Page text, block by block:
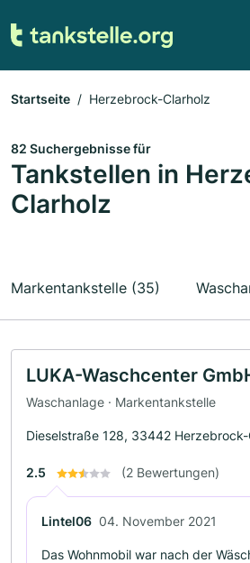
Startseite Herzebrock-Clarholz
82 Suchergebnisse für
Tankstellen in
Clarholz
Markentankstelle (35)
LUKA-Waschcenter
Waschanlage · Markentankstelle
Dieselstraße 128, 33442 Herzebrock-
2.5 (2 Bewertungen)
Lintel06 04. November 2021
Das Wohnmobil war nach der